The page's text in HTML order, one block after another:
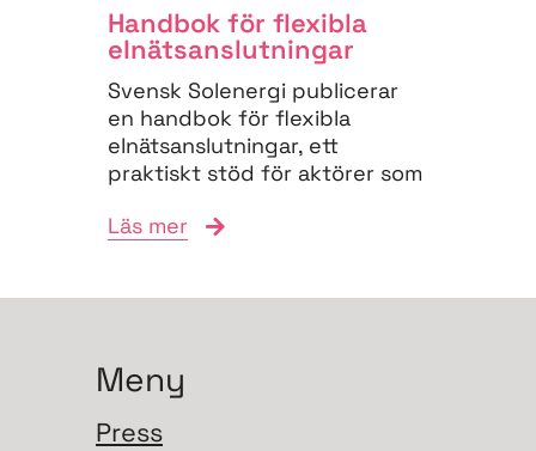
Handbok för flexibla
elnäts­anslutningar
Svensk Solenergi publicerar
en handbok för flexibla
elnätsanslutningar, ett
praktiskt stöd för aktörer som
anslutningsprocessen och
Läs mer
Meny
Press